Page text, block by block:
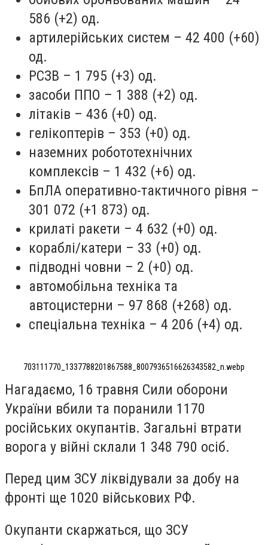
586 (+2) од.
артилерійських систем – 42 400 (+60)
од.
РСЗВ – 1 795 (+3) од.
засоби ППО – 1 388 (+2) од.
літаків – 436 (+0) од.
гелікоптерів – 353 (+0) од.
наземних робототехнічних
комплексів – 1 432 (+6) од.
БпЛА оперативно-тактичного рівня –
301 072 (+1 873) од.
крилаті ракети – 4 632 (+0) од.
кораблі/катери – 33 (+0) од.
підводні човни – 2 (+0) од.
автомобільна техніка та
автоцистерни – 97 868 (+268) од.
спеціальна техніка – 4 206 (+4) од.
703111770_1337788201867588_8007936516626343582_n.webp
Нагадаємо, 16 травня Сили оборони
України вбили та поранили 1170
російських окупантів. Загальні втрати
ворога у війні склали 1 348 790 осіб.
Перед цим ЗСУ ліквідували за добу на
фронті ще 1020 військових РФ.
Окупанти скаржаться, що ЗСУ